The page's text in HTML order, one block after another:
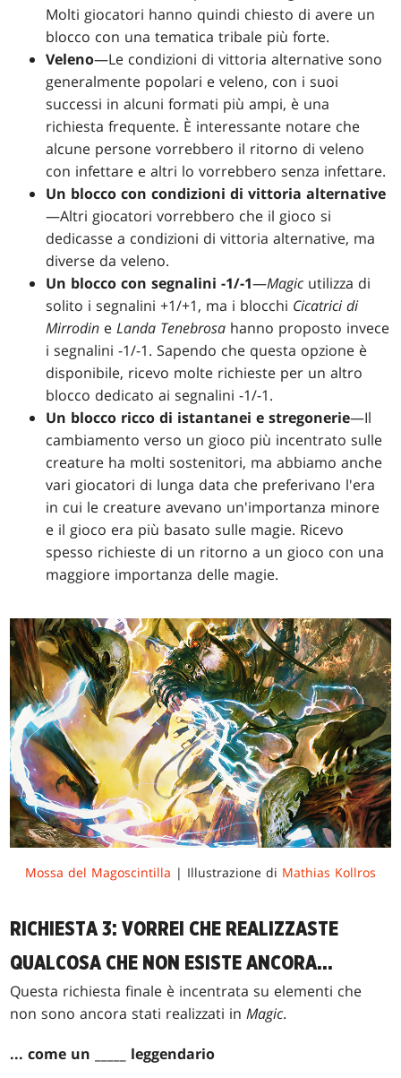
Molti giocatori hanno quindi chiesto di avere un
blocco con una tematica tribale più forte.
Veleno—Le condizioni di vittoria alternative sono
generalmente popolari e veleno, con i suoi
successi in alcuni formati più ampi, è una
richiesta frequente. È interessante notare che
alcune persone vorrebbero il ritorno di veleno
con infettare e altri lo vorrebbero senza infettare.
Un blocco con condizioni di vittoria alternative
—Altri giocatori vorrebbero che il gioco si
dedicasse a condizioni di vittoria alternative, ma
diverse da veleno.
Un blocco con segnalini -1/-1—Magic utilizza di
solito i segnalini +1/+1, ma i blocchi Cicatrici di
Mirrodin eLanda Tenebrosa hanno proposto invece
i segnalini -1/-1. Sapendo che questa opzione è
disponibile, ricevo molte richieste per un altro
blocco dedicato ai segnalini -1/-1.
Un blocco ricco di istantanei e stregonerie—Il
cambiamento verso un gioco più incentrato sulle
creature ha molti sostenitori, ma abbiamo anche
vari giocatori di lunga data che preferivano l'era
in cui le creature avevano un'importanza minore
e il gioco era più basato sulle magie. Ricevo
spesso richieste di un ritorno a un gioco con una
maggiore importanza delle magie.
Mossa del Magoscintilla | Illustrazione di Mathias Kollros
RICHIESTA 3: VORREI CHE REALIZZASTE
QUALCOSA CHE NON ESISTE ANCORA...
Questa richiesta finale è incentrata su elementi che
non sono ancora stati realizzati inMagic.
... come un _____ leggendario